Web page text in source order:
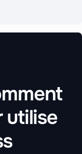
utilise